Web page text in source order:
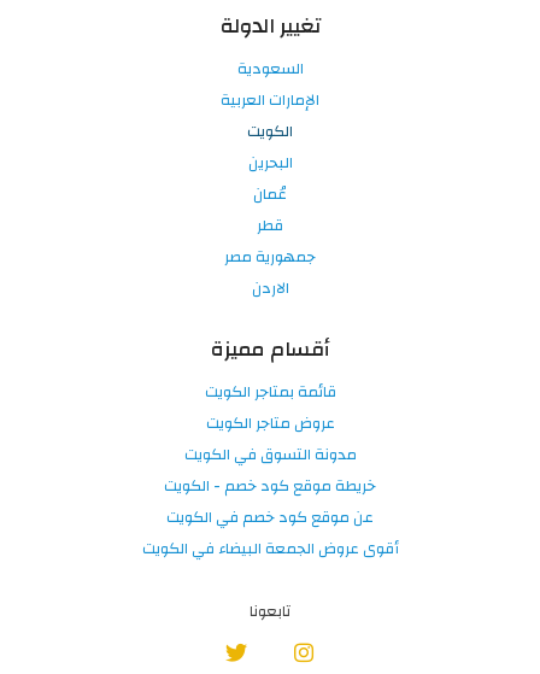
تغيير الدولة
السعودية
الإمارات العربية
الكويت
البحرين
عُمان
قطر
جمهورية مصر
الاردن
أقسام مميزة
قائمة بمتاجر الكويت
عروض متاجر الكويت
مدونة التسوق في الكويت
خريطة موقع كود خصم - الكويت
عن موقع كود خصم في الكويت
أقوى عروض الجمعة البيضاء في الكويت
تابعونا